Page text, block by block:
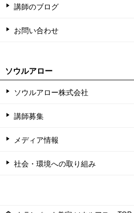
講師のブログ
お問い合わせ
ソウルアロー
ソウルアロー株式会社
講師募集
メディア情報
社会・環境への取り組み